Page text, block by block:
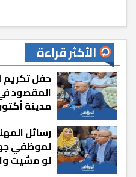
الأكثر قراءة
حفل
المقصود
مدينة
رسائل
لموظفي
لو مشيت